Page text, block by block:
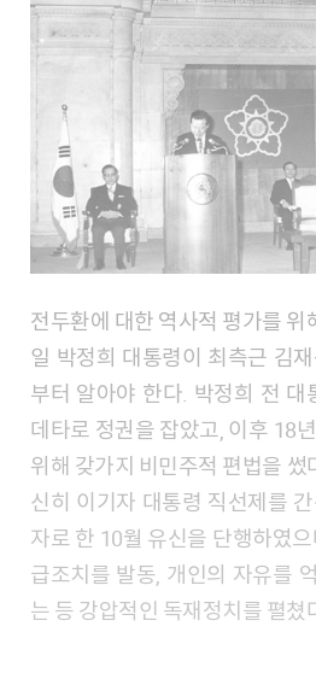
전두환에 대한 역사적 평가를
일 박정희 대통령이 최측근 김
부터 알아야 한다. 박정희 전
데타로 정권을 잡았고, 이후 18
위해 갖가지 비민주적 편법을
신히 이기자 대통령 직선제를
자로 한 10월 유신을 단행하였
급조치를 발동, 개인의 자유를
는 등 강압적인 독재정치를 펼쳤